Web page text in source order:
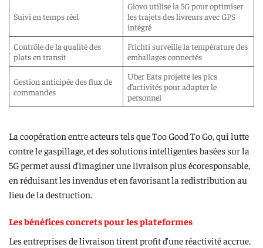
Suivi en temps réel
Glovo utilise la 5G pour optimiser
les trajets des livreurs avec GPS
intégré
Contrôle de la qualité des
plats en transit
Frichti surveille la température des
emballages connectés
Gestion anticipée des flux de
commandes
Uber Eats projette les pics
d’activités pour adapter le
personnel
La coopération entre acteurs tels que Too Good To Go, qui lutte
contre le gaspillage, et des solutions intelligentes basées sur la
5G permet aussi d’imaginer une livraison plus écoresponsable,
en réduisant les invendus et en favorisant la redistribution au
lieu de la destruction.
Les bénéfices concrets pour les plateformes
Les entreprises de livraison tirent profit d’une réactivité accrue.